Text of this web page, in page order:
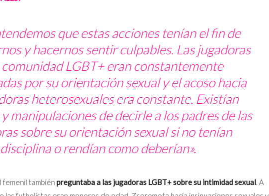
que estas acciones tenían el fin de
y hacernos sentir culpables. Las jugadoras
comunidad LGBT+ eran constantemente
por su orientación sexual y el acoso hacia
heterosexuales era constante. Existían
manipulaciones de decirle a los padres de las
sobre su orientación sexual si no tenían
disciplina o rendían como deberían».
también preguntaba a las jugadoras LGBT+ sobre su intimidad sexual. A